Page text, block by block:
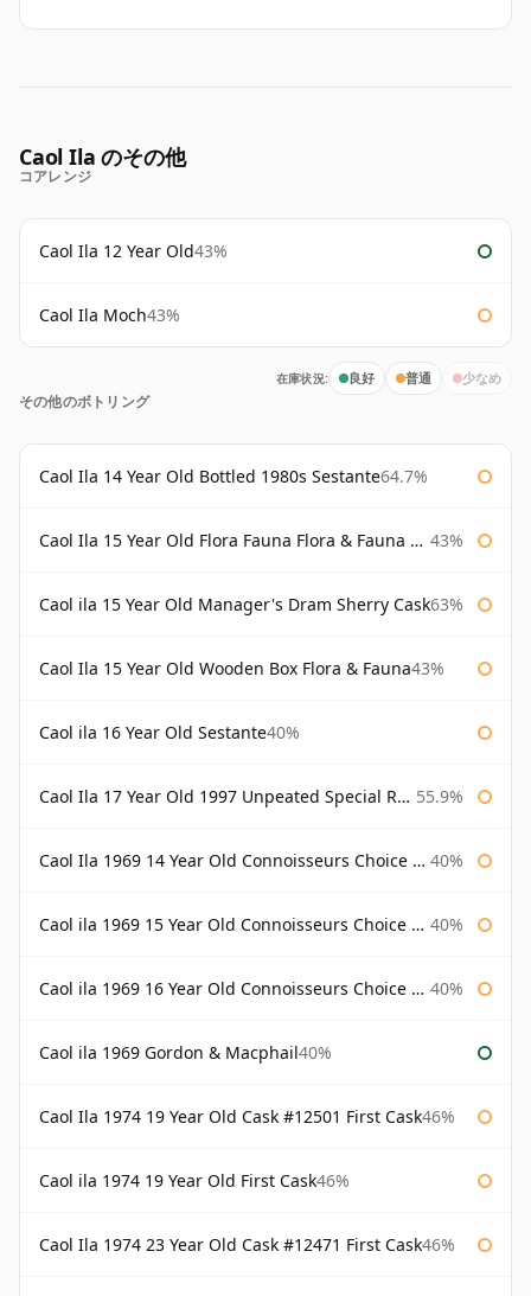
Caol Ila のその他
コアレンジ
Caol Ila 12 Year Old43%
Caol Ila Moch43%
在庫状況: 良好 普通 少なめ
その他のボトリング
Caol Ila 14 Year Old Bottled 1980s Sestante64.7%
Caol Ila 15 Year Old Flora Fauna Flora & Fauna Flora 43%
Caol ila 15 Year Old Manager's Dram Sherry Cask63%
Caol Ila 15 Year Old Wooden Box Flora & Fauna43%
Caol ila 16 Year Old Sestante40%
Caol Ila 17 Year Old 1997 Unpeated Special Release 2015 55.9%
Caol Ila 1969 14 Year Old Connoisseurs Choice Gordon & Macphail 40%
Caol ila 1969 15 Year Old Connoisseurs Choice Gordon & Macphail 40%
Caol ila 1969 16 Year Old Connoisseurs Choice Gordon & Macphail 40%
Caol ila 1969 Gordon & Macphail40%
Caol Ila 1974 19 Year Old Cask #12501 First Cask46%
Caol ila 1974 19 Year Old First Cask46%
Caol Ila 1974 23 Year Old Cask #12471 First Cask46%